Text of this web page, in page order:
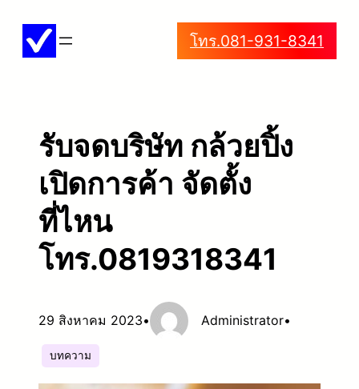
โทร.081-931-8341
รับจดบริษัท กล้วยปิ้ง
เปิดการค้า จัดตั้ง
ที่ไหน
โทร.0819318341
29 สิงหาคม 2023• Administrator•
บทความ